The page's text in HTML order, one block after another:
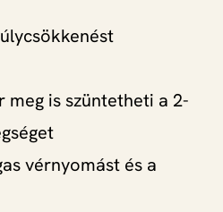
is szüntetheti a 2-
vérnyomást és a